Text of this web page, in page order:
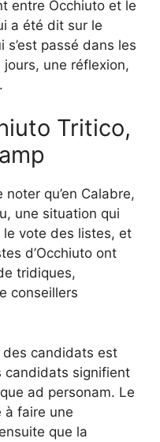
entre Occhiuto et le
a été dit sur le
passé dans les
une réflexion,
Tritico,
qu’en Calabre,
une situation qui
le vote des listes, et
d’Occhiuto ont
tridiques,
conseillers
des candidats est
candidats signifient
ad personam. Le
à faire une
que la